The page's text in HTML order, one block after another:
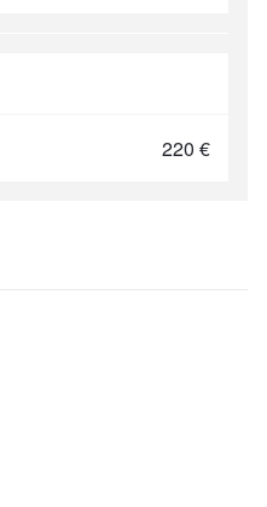
220 €